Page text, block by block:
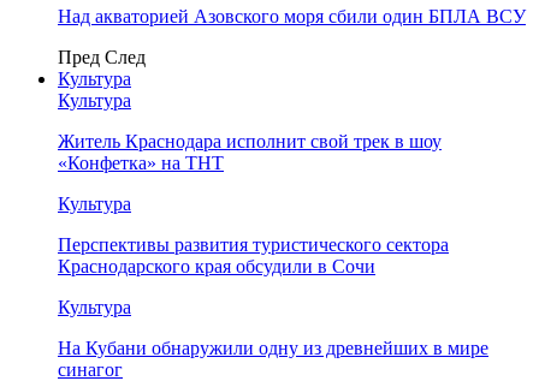
Над акваторией Азовского моря сбили один БПЛА ВСУ
Пред След
Культура
Культура
Житель Краснодара исполнит свой трек в шоу
«Конфетка» на ТНТ
Культура
Перспективы развития туристического сектора
Краснодарского края обсудили в Сочи
Культура
На Кубани обнаружили одну из древнейших в мире
синагог